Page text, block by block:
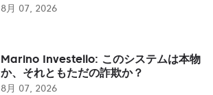
8月 07, 2026
Marino Investello: このシステムは本物
か、それともただの詐欺か？
8月 07, 2026